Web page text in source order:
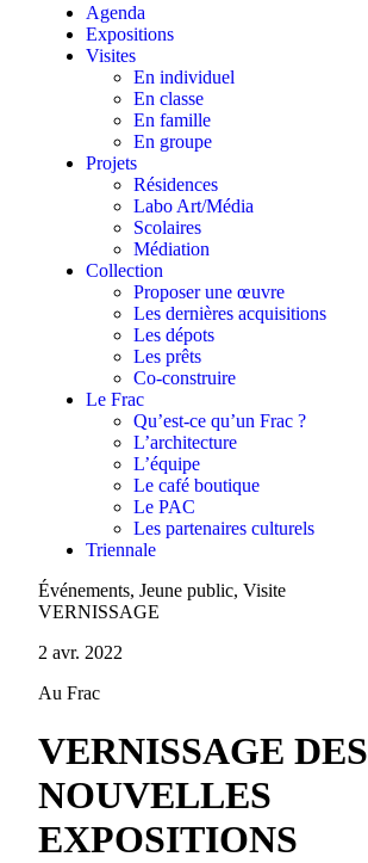
Agenda
Expositions
Visites
En individuel
En classe
En famille
En groupe
Projets
Résidences
Labo Art/Média
Scolaires
Médiation
Collection
Proposer une œuvre
Les dernières acquisitions
Les dépots
Les prêts
Co-construire
Le Frac
Qu’est-ce qu’un Frac ?
L’architecture
L’équipe
Le café boutique
Le PAC
Les partenaires culturels
Triennale
Événements, Jeune public, Visite
VERNISSAGE
2 avr. 2022
Au Frac
VERNISSAGE DES
NOUVELLES
EXPOSITIONS